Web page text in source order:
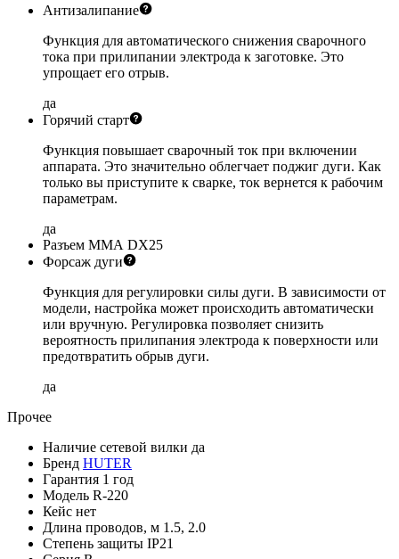
Антизалипание
Функция для автоматического снижения сварочного
тока при прилипании электрода к заготовке. Это
упрощает его отрыв.
да
Горячий старт
Функция повышает сварочный ток при включении
аппарата. Это значительно облегчает поджиг дуги. Как
только вы приступите к сварке, ток вернется к рабочим
параметрам.
да
Разъем ММА DX25
Форсаж дуги
Функция для регулировки силы дуги. В зависимости от
модели, настройка может происходить автоматически
или вручную. Регулировка позволяет снизить
вероятность прилипания электрода к поверхности или
предотвратить обрыв дуги.
да
Прочее
Наличие сетевой вилки да
Бренд HUTER
Гарантия 1 год
Модель R-220
Кейс нет
Длина проводов, м 1.5, 2.0
Степень защиты IP21